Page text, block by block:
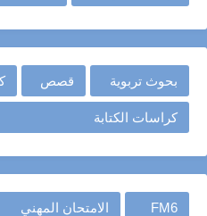
بحوث تربوية قصص
كراسات الكتابة
FM6 الامتحان المهني